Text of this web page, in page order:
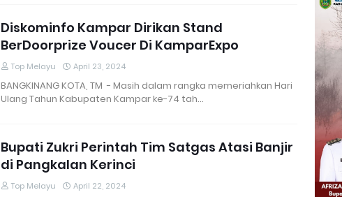
Diskominfo Kampar Dirikan Stand
BerDoorprize Voucer Di KamparExpo
Top Melayu April 23, 2024
BANGKINANG KOTA, TM - Masih dalam rangka memeriahkan Hari
Ulang Tahun Kabupaten Kampar ke-74 tah…
Bupati Zukri Perintah Tim Satgas Atasi Banjir
di Pangkalan Kerinci
Top Melayu April 22, 2024